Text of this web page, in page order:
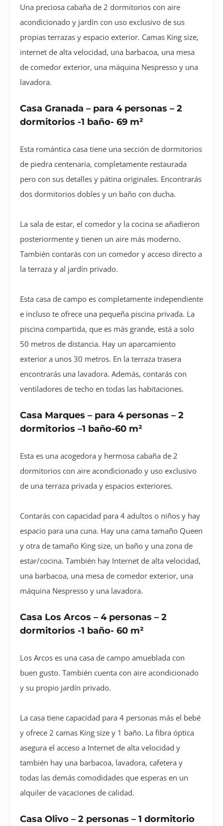
Una preciosa cabaña de 2 dormitorios con aire
acondicionado y jardín con uso exclusivo de sus
propias terrazas y espacio exterior. Camas King size,
internet de alta velocidad, una barbacoa, una mesa
de comedor exterior, una máquina Nespresso y una
lavadora.
Casa Granada – para 4 personas – 2
dormitorios -1 baño- 69 m²
Esta romántica casa tiene una sección de dormitorios
de piedra centenaria, completamente restaurada
pero con sus detalles y pátina originales. Encontrarás
dos dormitorios dobles y un baño con ducha.
La sala de estar, el comedor y la cocina se añadieron
posteriormente y tienen un aire más moderno.
También contarás con un comedor y acceso directo a
la terraza y al jardín privado.
Esta casa de campo es completamente independiente
e incluso te ofrece una pequeña piscina privada. La
piscina compartida, que es más grande, está a solo
50 metros de distancia. Hay un aparcamiento
exterior a unos 30 metros. En la terraza trasera
encontrarás una lavadora. Además, contarás con
ventiladores de techo en todas las habitaciones.
Casa Marques – para 4 personas – 2
dormitorios –1 baño-60 m²
Esta es una acogedora y hermosa cabaña de 2
dormitorios con aire acondicionado y uso exclusivo
de una terraza privada y espacios exteriores.
Contarás con capacidad para 4 adultos o niños y hay
espacio para una cuna. Hay una cama tamaño Queen
y otra de tamaño King size, un baño y una zona de
estar/cocina. También hay Internet de alta velocidad,
una barbacoa, una mesa de comedor exterior, una
máquina Nespresso y una lavadora.
Casa Los Arcos – 4 personas – 2
dormitorios -1 baño- 60 m²
Los Arcos es una casa de campo amueblada con
buen gusto. También cuenta con aire acondicionado
y su propio jardín privado.
La casa tiene capacidad para 4 personas más el bebé
y ofrece 2 camas King size y 1 baño. La fibra óptica
asegura el acceso a Internet de alta velocidad y
también hay una barbacoa, lavadora, cafetera y
todas las demás comodidades que esperas en un
alquiler de vacaciones de calidad.
Casa Olivo – 2 personas – 1 dormitorio